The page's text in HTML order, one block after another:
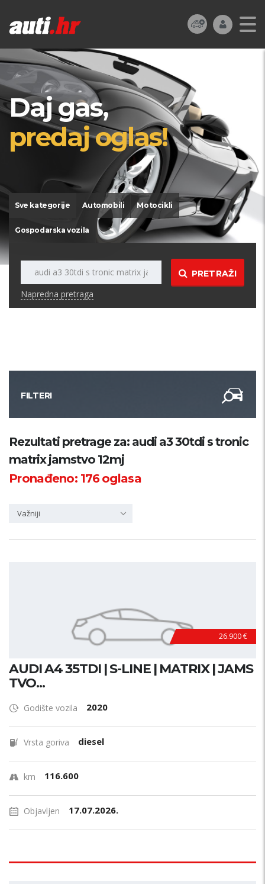
Daj gas,
predaj oglas!
Sve kategorije Automobili Motocikli
Gospodarska vozila
PRETRAŽI
Napredna pretraga
FILTERI
Kategorija
Županija
Rezultati pretrage za: audi a3 30tdi s tronic
matrix jamstvo 12mj
Pronađeno: 176oglasa
Važniji
26.900 €
AUDI A4 35TDI | S-LINE | MATRIX | JAMS
TVO...
Godište vozila 2020
Vrsta goriva diesel
km 116.600
Objavljen 17.07.2026.